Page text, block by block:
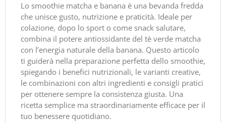
Lo smoothie matcha e banana è una bevanda fredda
che unisce gusto, nutrizione e praticità. Ideale per
colazione, dopo lo sport o come snack salutare,
combina il potere antiossidante del tè verde matcha
con l’energia naturale della banana. Questo articolo
ti guiderà nella preparazione perfetta dello smoothie,
spiegando i benefici nutrizionali, le varianti creative,
le combinazioni con altri ingredienti e consigli pratici
per ottenere sempre la consistenza giusta. Una
ricetta semplice ma straordinariamente efficace per il
tuo benessere quotidiano.